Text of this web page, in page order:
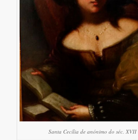
Santa Cecília de anónimo do séc. XVII